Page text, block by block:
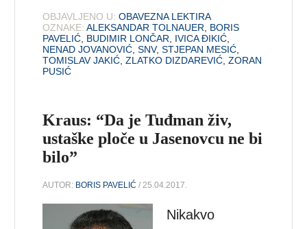
OBJAVLJENO U: OBAVEZNA LEKTIRA
OZNAKE: ALEKSANDAR TOLNAUER
BORIS
PAVELIĆ BUDIMIR LONČAR IVICA ĐIKIĆ
NENAD JOVANOVIĆ ,SNV,STJEPAN MESIĆ
TOMISLAV JAKIĆ ,ZLATKO DIZDAREVIĆ ,ZORAN
PUSIĆ
Kraus: “Da je Tuđman živ,
ustaške ploče u Jasenovcu ne bi
bilo”
AUTOR: BORIS PAVELIĆ / 25.04.2017.
Nikakvo